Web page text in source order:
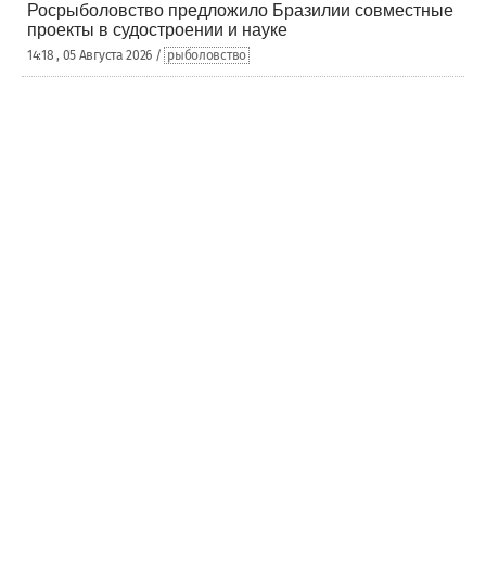
Росрыболовство предложило Бразилии совместные
проекты в судостроении и науке
14:18 , 05 Августа 2026 / рыболовство